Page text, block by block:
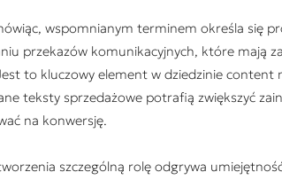
wspomnianym terminem określa się
przekazów komunikacyjnych, które mają
to kluczowy element w dziedzinie
teksty sprzedażowe potrafią zwiększyć
na konwersję.
szczególną rolę odgrywa